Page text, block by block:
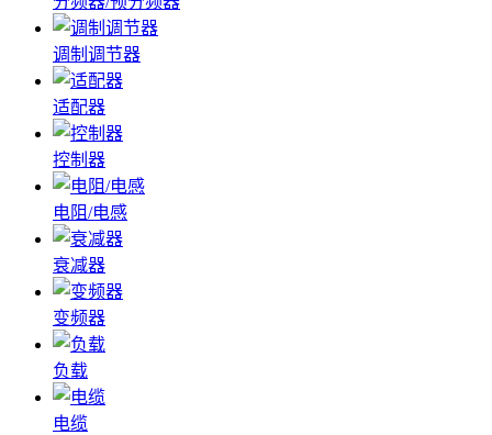
调制调节器
适配器
控制器
电阻/电感
衰减器
变频器
负载
电缆